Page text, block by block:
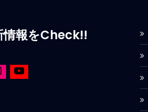
情報をCheck!!